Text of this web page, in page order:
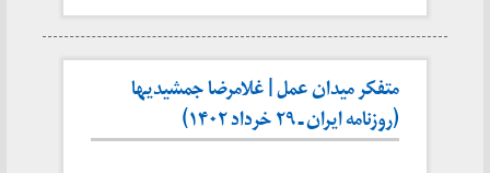
متفکر میدان عمل | غلامرضا جمشیدیها
(روزنامه ایران ـ ۲۹ خرداد ۱۴۰۲)